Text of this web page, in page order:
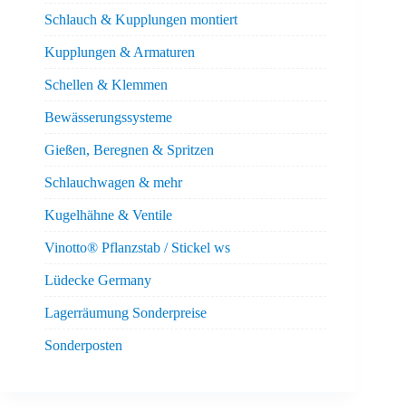
Schlauch & Kupplungen montiert
Kupplungen & Armaturen
Schellen & Klemmen
Bewässerungssysteme
Gießen, Beregnen & Spritzen
Schlauchwagen & mehr
Kugelhähne & Ventile
Vinotto® Pflanzstab / Stickel ws
Lüdecke Germany
Lagerräumung Sonderpreise
Sonderposten